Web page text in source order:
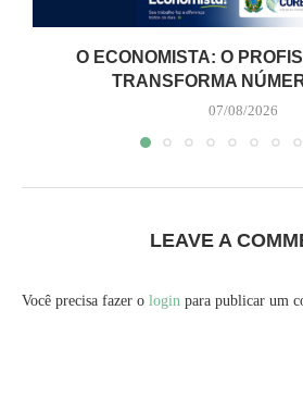
O ECONOMISTA: O
TRANSFORMA
07/08/2026
LEAVE A
Você precisa fazer o login para publicar um